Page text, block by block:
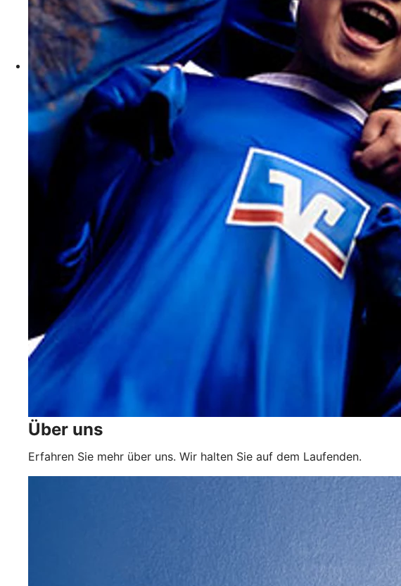
Über uns
Erfahren Sie mehr über uns. Wir halten Sie auf dem Laufenden.